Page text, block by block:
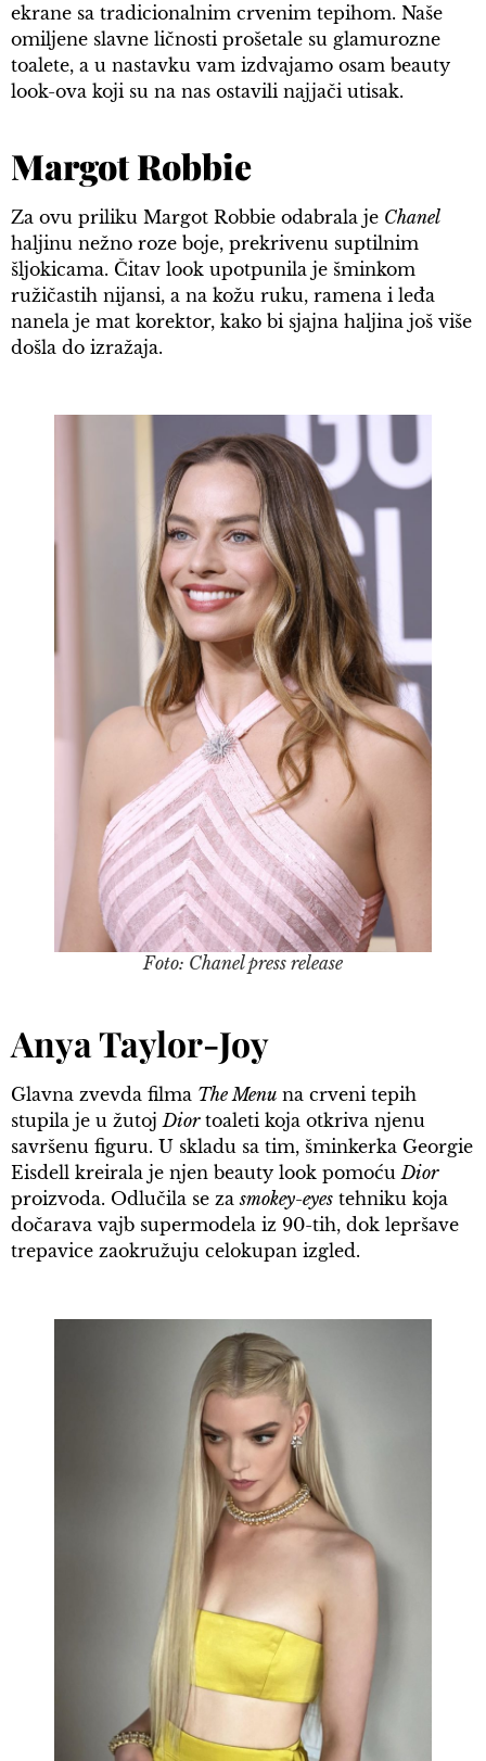
ekrane sa tradicionalnim crvenim tepihom. Naše
omiljene slavne ličnosti prošetale su glamurozne
toalete, a u nastavku vam izdvajamo osam beauty
look-ova koji su na nas ostavili najjači utisak.
Margot Robbie
Za ovu priliku Margot Robbie odabrala je Chanel
haljinu nežno roze boje, prekrivenu suptilnim
šljokicama. Čitav look upotpunila je šminkom
ružičastih nijansi, a na kožu ruku, ramena i leđa
nanela je mat korektor, kako bi sjajna haljina još više
došla do izražaja.
Foto: Chanel press release
Anya Taylor-Joy
Glavna zvevda filma The Menu na crveni tepih
stupila je u žutojDiortoaleti koja otkriva njenu
savršenu figuru. U skladu sa tim, šminkerka Georgie
Eisdell kreirala je njen beauty look pomoćuDior
proizvoda. Odlučila se zasmokey-eyes tehniku koja
dočarava vajb supermodela iz 90-tih, dok lepršave
trepavice zaokružuju celokupan izgled.